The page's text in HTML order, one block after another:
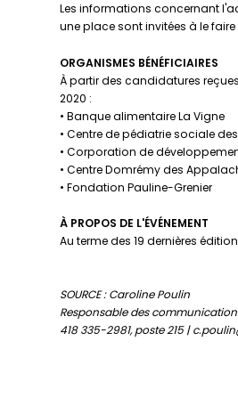
Les informations concernant
une place sont invitées à le
ORGANISMES BÉNÉFICIAIRES
À partir des candidatures
2020 :
• Banque alimentaire La Vigne
• Centre de pédiatrie sociale
• Corporation de
• Centre Domrémy des
• Fondation Pauline-Grenier
À PROPOS DE L'ÉVÉNEMENT
Au terme des 19 dernières
SOURCE : Caroline Poulin
Responsable des
418 335-2981, poste 215 |